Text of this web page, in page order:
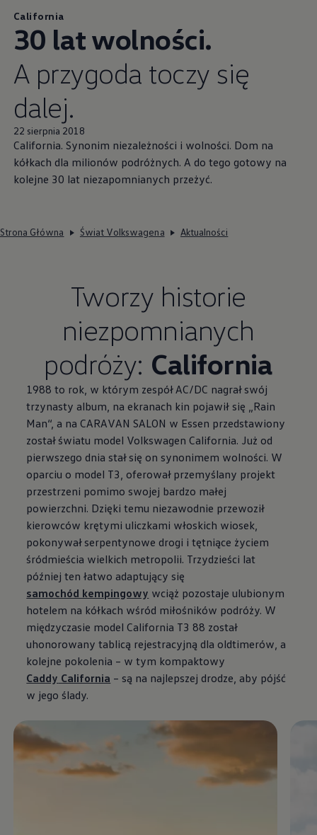
California
30 lat wolności.
A przygoda toczy się
dalej.
22 sierpnia 2018
California. Synonim niezależności i wolności. Dom na
kółkach dla milionów podróżnych. A do tego gotowy na
kolejne 30 lat niezapomnianych przeżyć.
Strona Główna Świat Volkswagena Aktualności
Tworzy historie
niezpomnianych
podróży: California
1988 to rok, w którym zespół AC/DC nagrał swój
trzynasty album, na ekranach kin pojawił się „Rain
Man“, a na CARAVAN SALON w Essen przedstawiony
został światu model Volkswagen California. Już od
pierwszego dnia stał się on synonimem wolności. W
oparciu o model T3, oferował przemyślany projekt
przestrzeni pomimo swojej bardzo małej
powierzchni. Dzięki temu niezawodnie przewoził
kierowców krętymi uliczkami włoskich wiosek,
pokonywał serpentynowe drogi i tętniące życiem
śródmieścia wielkich metropolii. Trzydzieści lat
później ten łatwo adaptujący się
samochód kempingowy wciąż pozostaje ulubionym
hotelem na kółkach wśród miłośników podróży. W
międzyczasie model California T3 88 został
uhonorowany tablicą rejestracyjną dla oldtimerów, a
kolejne pokolenia – w tym kompaktowy
Caddy California – są na najlepszej drodze, aby pójść
w jego ślady.
Enable fullscreen mode